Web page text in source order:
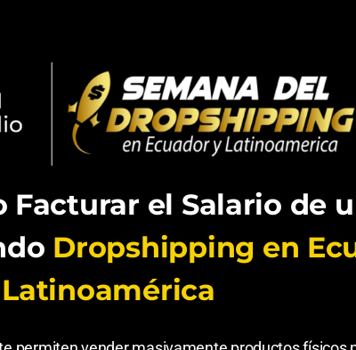
Facturar el Salario de
Dropshipping en
Latinoamérica